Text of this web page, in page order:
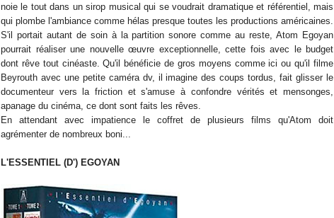
noie le tout dans un sirop musical qui se voudrait dramatique et référentiel, mais
qui plombe l'ambiance comme hélas presque toutes les productions américaines.
S'il portait autant de soin à la partition sonore comme au reste, Atom Egoyan
pourrait réaliser une nouvelle œuvre exceptionnelle, cette fois avec le budget
dont rêve tout cinéaste. Qu'il bénéficie de gros moyens comme ici ou qu'il filme
Beyrouth avec une petite caméra dv, il imagine des coups tordus, fait glisser le
documenteur vers la friction et s'amuse à confondre vérités et mensonges,
apanage du cinéma, ce dont sont faits les rêves.
En attendant avec impatience le coffret de plusieurs films qu'Atom doit
agrémenter de nombreux boni...
L'ESSENTIEL (D') EGOYAN